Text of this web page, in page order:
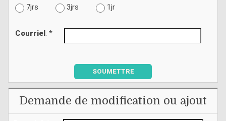
7jrs
3jrs 1jr
Courriel : *
SOUMETTRE
Demande de modification ou ajout